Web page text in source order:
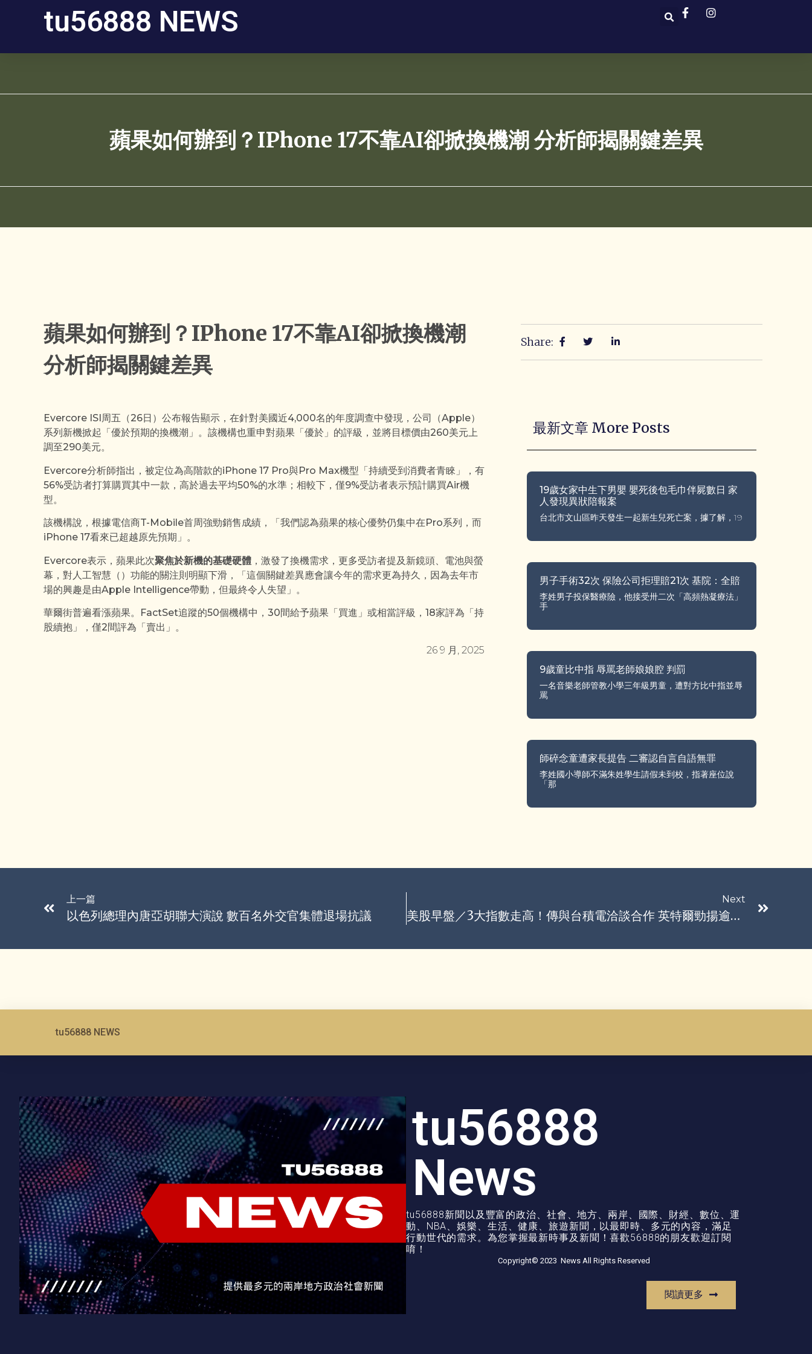
tu56888 NEWS
蘋果如何辦到？iPhone 17不靠AI卻掀換機潮 分析師揭關鍵差異
蘋果如何辦到？iPhone 17不靠AI卻掀換機潮
分析師揭關鍵差異
Evercore ISI周五（26日）公布報告顯示，在針對美國近4,000名的年度調查中發現，公司（Apple）
系列新機掀起「優於預期的換機潮」。該機構也重申對蘋果「優於」的評級，並將目標價由260美元上
調至290美元。
Evercore分析師指出，被定位為高階款的iPhone 17 Pro與Pro Max機型「持續受到消費者青睞」，有
56%受訪者打算購買其中一款，高於過去平均50%的水準；相較下，僅9%受訪者表示預計購買Air機
型。
該機構說，根據電信商T-Mobile首周強勁銷售成績，「我們認為蘋果的核心優勢仍集中在Pro系列，而
iPhone 17看來已超越原先預期」。
Evercore表示，蘋果此次聚焦於新機的基礎硬體 ，激發了換機需求，更多受訪者提及新鏡頭、電池與螢
幕，對人工智慧（）功能的關注則明顯下滑，「這個關鍵差異應會讓今年的需求更為持久，因為去年市
場的興趣是由Apple Intelligence帶動，但最終令人失望」。
華爾街普遍看漲蘋果。FactSet追蹤的50個機構中，30間給予蘋果「買進」或相當評級，18家評為「持
股續抱」，僅2間評為「賣出」。
26 9 月, 2025
Share:
最新文章 More Posts
19歲女家中生下男嬰 嬰死後包毛巾伴屍數日 家
人發現異狀陪報案
台北市文山區昨天發生一起新生兒死亡案，據了解，19
男子手術32次 保險公司拒理賠21次 基院：全賠
李姓男子投保醫療險，他接受卅二次「高頻熱凝療法」
手
9歲童比中指 辱罵老師娘娘腔 判罰
一名音樂老師管教小學三年級男童，遭對方比中指並辱
罵
師碎念童遭家長提告 二審認自言自語無罪
李姓國小導師不滿朱姓學生請假未到校，指著座位說
「那
上一篇
以色列總理內唐亞胡聯大演說 數百名外交官集體退場抗議
Next
美股早盤／3大指數走高！傳與台積電洽談合作 英特爾勁揚逾4%
tu56888 NEWS
tu56888
News
tu56888新聞以及豐富的政治、社會、地方、兩岸、國際、財經、數位、運
動、NBA、娛樂、生活、健康、旅遊新聞，以最即時、多元的內容，滿足
行動世代的需求。為您掌握最新時事及新聞！喜歡56888的朋友歡迎訂閱
唷！
Copyright© 2023 News All Rights Reserved
閱讀更多